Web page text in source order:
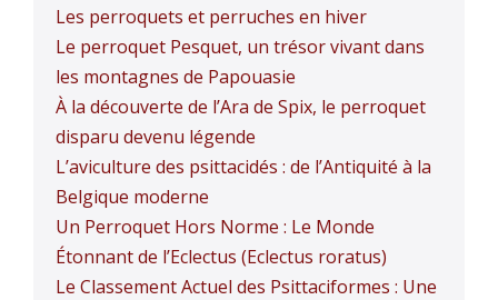
Les perroquets et perruches en hiver
Le perroquet Pesquet, un trésor vivant dans
les montagnes de Papouasie
À la découverte de l’Ara de Spix, le perroquet
disparu devenu légende
L’aviculture des psittacidés : de l’Antiquité à la
Belgique moderne
Un Perroquet Hors Norme : Le Monde
Étonnant de l’Eclectus (Eclectus roratus)
Le Classement Actuel des Psittaciformes : Une